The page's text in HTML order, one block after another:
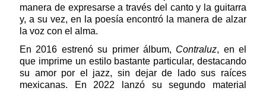
manera de expresarse a través del canto y la guitarra
y, a su vez, en la poesía encontró la manera de alzar
la voz con el alma.
En 2016 estrenó su primer álbum, Contraluz, en el
que imprime un estilo bastante particular, destacando
su amor por el jazz, sin dejar de lado sus raíces
mexicanas. En 2022 lanzó su segundo material